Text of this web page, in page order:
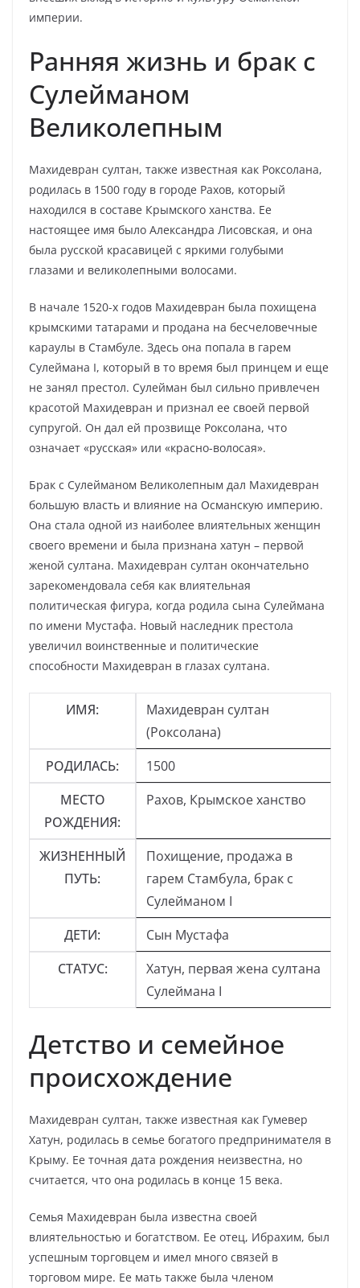
империи.
Ранняя жизнь и брак с
Сулейманом
Великолепным
Махидевран султан, также известная как Роксолана,
родилась в 1500 году в городе Рахов, который
находился в составе Крымского ханства. Ее
настоящее имя было Александра Лисовская, и она
была русской красавицей с яркими голубыми
глазами и великолепными волосами.
В начале 1520-х годов Махидевран была похищена
крымскими татарами и продана на бесчеловечные
караулы в Стамбуле. Здесь она попала в гарем
Сулеймана I, который в то время был принцем и еще
не занял престол. Сулейман был сильно привлечен
красотой Махидевран и признал ее своей первой
супругой. Он дал ей прозвище Роксолана, что
означает «русская» или «красно-волосая».
Брак с Сулейманом Великолепным дал Махидевран
большую власть и влияние на Османскую империю.
Она стала одной из наиболее влиятельных женщин
своего времени и была признана хатун – первой
женой султана. Махидевран султан окончательно
зарекомендовала себя как влиятельная
политическая фигура, когда родила сына Сулеймана
по имени Мустафа. Новый наследник престола
увеличил воинственные и политические
способности Махидевран в глазах султана.
ИМЯ:
Махидевран султан
(Роксолана)
РОДИЛАСЬ:
1500
МЕСТО
РОЖДЕНИЯ:
Рахов, Крымское ханство
ЖИЗНЕННЫЙ
ПУТЬ:
Похищение, продажа в
гарем Стамбула, брак с
Сулейманом I
ДЕТИ:
Сын Мустафа
СТАТУС:
Хатун, первая жена султана
Сулеймана I
Детство и семейное
происхождение
Махидевран султан, также известная как Гумевер
Хатун, родилась в семье богатого предпринимателя в
Крыму. Ее точная дата рождения неизвестна, но
считается, что она родилась в конце 15 века.
Семья Махидевран была известна своей
влиятельностью и богатством. Ее отец, Ибрахим, был
успешным торговцем и имел много связей в
торговом мире. Ее мать также была членом